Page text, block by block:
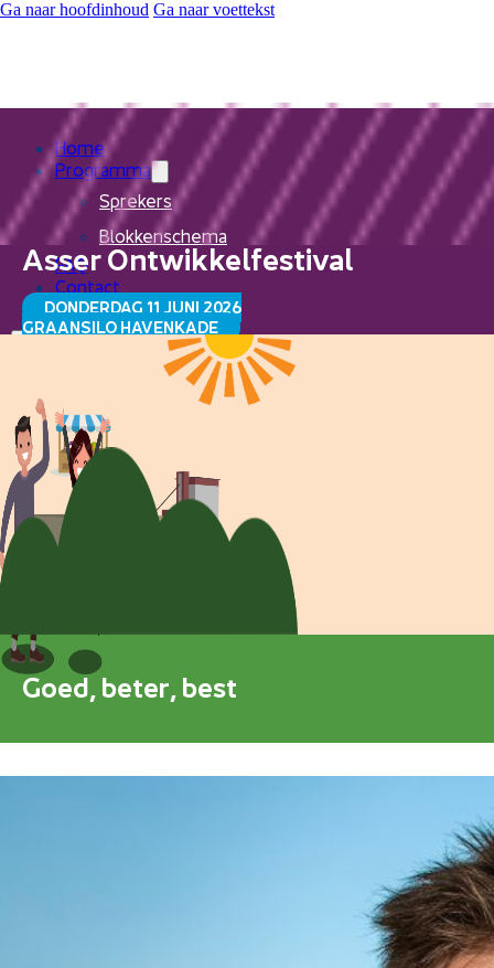
Ga naar hoofdinhoud Ga naar voettekst
Home
Programma
Sprekers
Blokkenschema
FAQ
Contact
Home
Programma
Sprekers
Blokkenschema
Asser Ontwikkelfestival
DONDERDAG 11 JUNI 2026
GRAANSILO HAVENKADE
Goed, beter, best